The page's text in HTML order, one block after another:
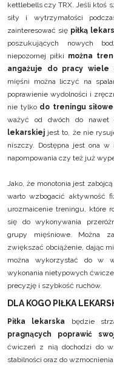
kettlebells czy TRX. Jeśli ktoś
siły i wytrzymałości
zainteresować się piłką
poszukujących nowych
niepozornej piłki można
angażuje do pracy wiele
mięśni można liczyć na
poprawienie wydolności i
nie tylko do treningu
ważyć od dwóch do nawet
lekarskiej jest to, że nie
niszczy. Dostępna jest ona
napompowania czy też już
Jako, że monotonia jest
warto wzbogacić aktywność
urozmaicenie treningu, które
się do wykonywania
grupy mięśniowe. Można
zwiększać obciążenie, dając
można wykorzystać do w
wykonania nietypowych
precyzję i szybkość ruchów.
DLA KOGO PIŁKA
Piłka lekarska będzie
pragnących poprawić
ćwiczeń z nią dochodzi do
stabilności oraz do